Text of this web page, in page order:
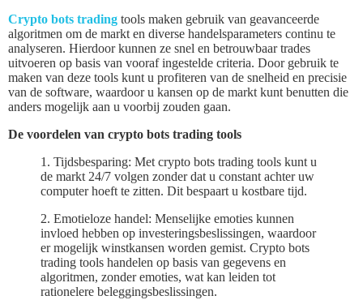
Crypto bots trading tools maken gebruik van geavanceerde
algoritmen om de markt en diverse handelsparameters continu te
analyseren. Hierdoor kunnen ze snel en betrouwbaar trades
uitvoeren op basis van vooraf ingestelde criteria. Door gebruik te
maken van deze tools kunt u profiteren van de snelheid en precisie
van de software, waardoor u kansen op de markt kunt benutten die
anders mogelijk aan u voorbij zouden gaan.
De voordelen van crypto bots trading tools
1. Tijdsbesparing: Met crypto bots trading tools kunt u
de markt 24/7 volgen zonder dat u constant achter uw
computer hoeft te zitten. Dit bespaart u kostbare tijd.
2. Emotieloze handel: Menselijke emoties kunnen
invloed hebben op investeringsbeslissingen, waardoor
er mogelijk winstkansen worden gemist. Crypto bots
trading tools handelen op basis van gegevens en
algoritmen, zonder emoties, wat kan leiden tot
rationelere beleggingsbeslissingen.